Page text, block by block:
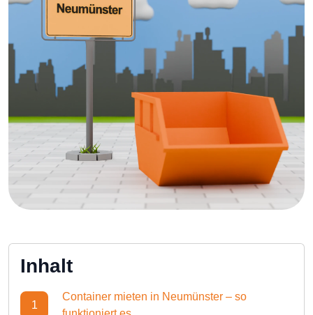
Inhalt
1
Container mieten in Neumünster – so